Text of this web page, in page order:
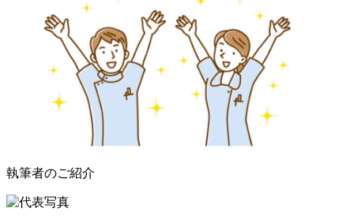
執筆者のご紹介